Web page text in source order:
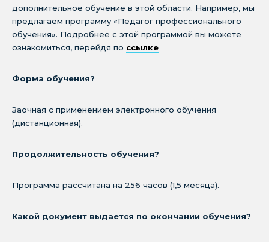
дополнительное обучение в этой области. Например, мы
предлагаем программу «Педагог профессионального
обучения». Подробнее с этой программой вы можете
ознакомиться, перейдя по ссылке
Форма обучения?
Заочная с применением электронного обучения
(дистанционная).
Продолжительность обучения?
Программа рассчитана на 256 часов (1,5 месяца).
Какой документ выдается по окончании обучения?